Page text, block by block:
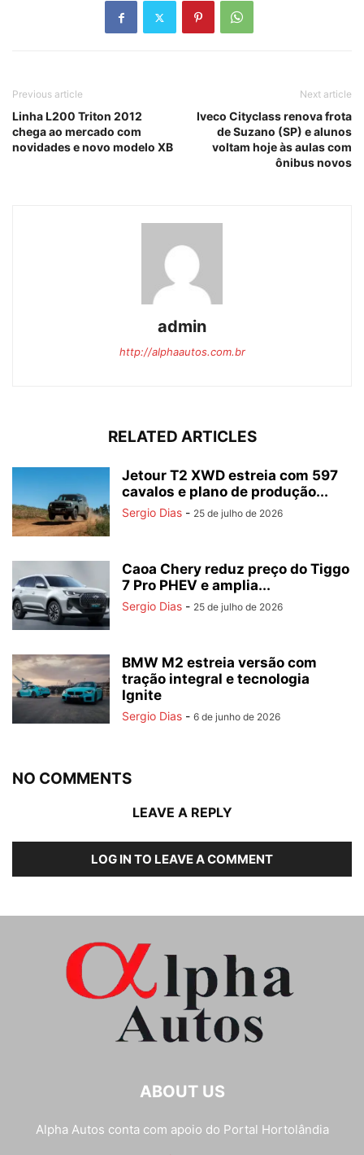
Previous article
Linha L200 Triton 2012
chega ao mercado com
novidades e novo modelo XB
Next article
Iveco Cityclass renova frota
de Suzano (SP) e alunos
voltam hoje às aulas com
ônibus novos
admin
http://alphaautos.com.br
RELATED ARTICLES
Jetour T2 XWD estreia com 597
cavalos e plano de produção...
Sergio Dias - 25 de julho de 2026
Caoa Chery reduz preço do Tiggo
7 Pro PHEV e amplia...
Sergio Dias - 25 de julho de 2026
BMW M2 estreia versão com
tração integral e tecnologia
Ignite
Sergio Dias - 6 de junho de 2026
NO COMMENTS
LEAVE A REPLY
LOG IN TO LEAVE A COMMENT
ABOUT US
Alpha Autos conta com apoio do Portal Hortolândia